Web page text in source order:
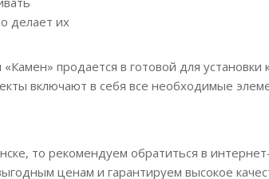
делает их
продается в готовой для установки
включают в себя все необходимые
то рекомендуем обратиться в
ценам и гарантируем высокое